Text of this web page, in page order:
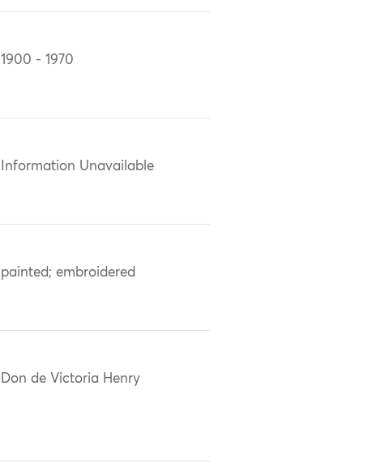
1900 - 1970
Information Unavailable
painted; embroidered
Don de Victoria Henry